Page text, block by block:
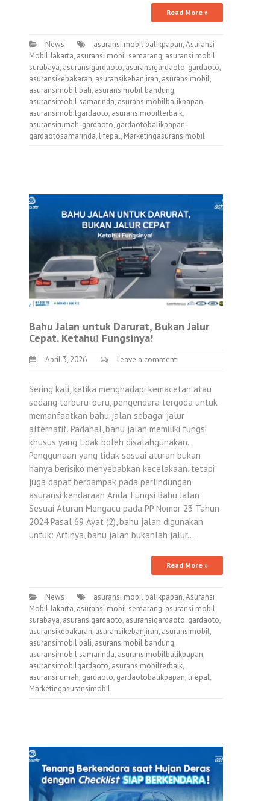
Read More »
News asuransi mobil balikpapan,Asuransi
Mobil Jakarta, asuransi mobil semarang, asuransi mobil
surabaya, asuransigardaoto, asuransigardaoto. gardaoto,
asuransikebakaran, asuransikebanjiran, asuransimobil,
asuransimobil bali, asuransimobil bandung,
asuransimobil samarinda, asuransimobilbalikpapan,
asuransimobilgardaoto, asuransimobilterbaik,
asuransirumah, gardaoto, gardaotobalikpapan,
gardaotosamarinda, lifepal, Marketingasuransimobil
Bahu Jalan untuk Darurat, Bukan Jalur
Cepat. Ketahui Fungsinya!
April 3, 2026 Leave a comment
Sering kali, ketika menghadapi kemacetan atau
sedang terburu-buru, pengendara tergoda untuk
memanfaatkan bahu jalan sebagai jalur
alternatif. Padahal, bahu jalan memiliki fungsi
khusus yang tidak boleh disalahgunakan.
Penggunaan yang tidak sesuai aturan bukan
hanya berisiko menyebabkan kecelakaan, tetapi
juga dapat berdampak pada perlindungan
asuransi kendaraan Anda. Fungsi Bahu Jalan
Sesuai Aturan Mengacu pada PP Nomor 23 Tahun
2024 Pasal 69 Ayat (2), bahu jalan digunakan
untuk: Artinya, bahu jalan bukanlah jalur…
Read More »
News asuransi mobil balikpapan,Asuransi
Mobil Jakarta, asuransi mobil semarang, asuransi mobil
surabaya, asuransigardaoto, asuransigardaoto. gardaoto,
asuransikebakaran, asuransikebanjiran, asuransimobil,
asuransimobil bali, asuransimobil bandung,
asuransimobil samarinda, asuransimobilbalikpapan,
asuransimobilgardaoto, asuransimobilterbaik,
asuransirumah, gardaoto, gardaotobalikpapan, lifepal,
Marketingasuransimobil